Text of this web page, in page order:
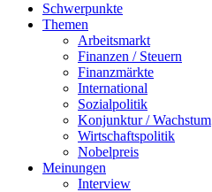
Schwerpunkte
Themen
Arbeitsmarkt
Finanzen / Steuern
Finanzmärkte
International
Sozialpolitik
Konjunktur / Wachstum
Wirtschaftspolitik
Nobelpreis
Meinungen
Interview